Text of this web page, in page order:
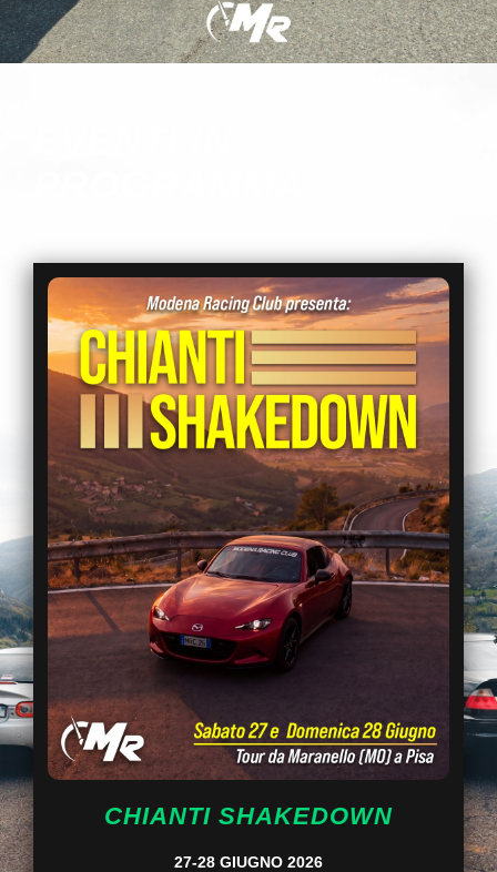
CHIANTI SHAKEDOWN
27-28 GIUGNO 2026